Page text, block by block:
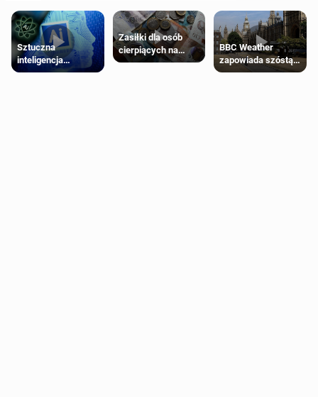
Sztuczna
inteligencja
próbowała oszukać
Zasiłki dla osób
cierpiących na
schorzenia
BBC Weather
zapowiada szóstą
falę upałów w